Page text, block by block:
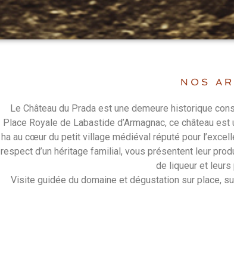
NOS
Le Château du Prada est une demeure historique
Place Royale de Labastide d’Armagnac, ce château
ha au cœur du petit village médiéval réputé pour
respect d’un héritage familial, vous présentent leur
de liqueur et leurs
Visite guidée du domaine et dégustation sur place,